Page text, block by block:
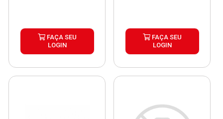
FAÇA SEU
LOGIN
FAÇA SEU
LOGIN